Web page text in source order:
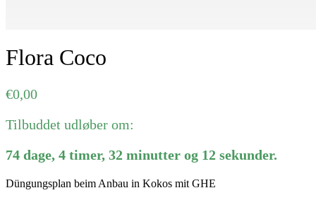
Flora Coco
€0,00
Tilbuddet udløber om:
74 dage, 4 timer, 32 minutter og 12 sekunder.
Düngungsplan beim Anbau in Kokos mit GHE